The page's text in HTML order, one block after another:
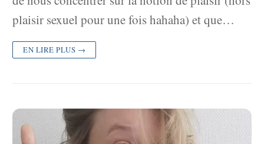
plaisir sexuel pour une fois hahaha) et que…
EN LIRE PLUS →